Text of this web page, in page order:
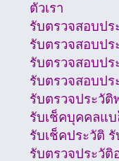
ตัวเรา
รับตรวจสอบป
รับตรวจสอบปร
รับตรวจสอบปร
รับตรวจสอบป
รับตรวจประวั
รับเช็คบุคคลแ
รับเช็คประวัติ
รับตรวจประวั